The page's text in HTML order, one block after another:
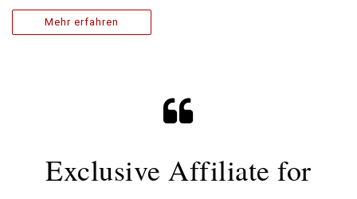
Mehr erfahren
Exclusive Affiliate for